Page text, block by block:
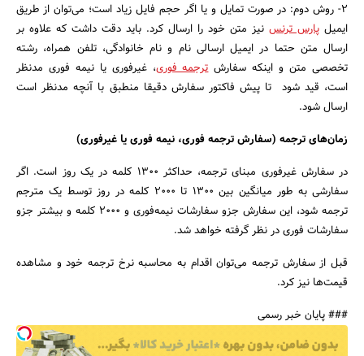
جستجو
۲- روش دوم: در صورت تمایل و یا اگر حجم فایل زیاد است؛ می‌توان از طریق
ایمیل پارس ترنس نیز متن خود را ارسال کرد. باید دقت داشت که علاوه بر
ارسال متن حتما در ایمیل ارسالی نام و نام خانوادگی، تلفن همراه، رشته
تخصصی متن و اینکه سفارشترجمه فوری، غیرفوری یا نیمه فوری مدنظر
است، قید شود تا پیش فاکتور سفارش دقیقا منطبق با آنچه مدنظر است
ارسال شود.
زمان‌های ترجمه (سفارش ترجمه فوری، نیمه فوری یا غیرفوری)
در سفارش غیرفوری مبنای ترجمه، حداکثر ۱۳۰۰ کلمه در یک روز است. اگر
سفارشی به طور میانگین بین ۱۳۰۰ تا ۲۰۰۰ کلمه در روز توسط یک مترجم
ترجمه شود، این سفارش جزو سفارشات نیمه‌فوری و ۲۰۰۰ کلمه و بیشتر جزو
سفارشات فوری در نظر گرفته خواهد شد.
قبل از سفارش ترجمه می‌توان اقدام به محاسبه نرخ ترجمه خود و مشاهده
قیمت‌ها نیز کرد.
### پایان خبر رسمی